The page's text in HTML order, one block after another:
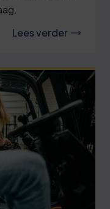
Lees verder